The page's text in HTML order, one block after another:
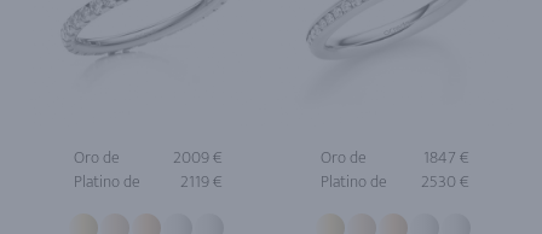
Oro de
2009 €
Platino de
2119 €
Oro de
1847 €
Platino de
2530 €